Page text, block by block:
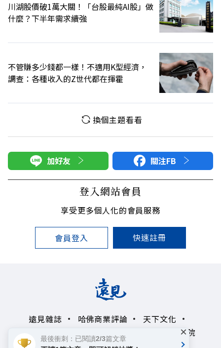
川湖股價破1萬大關！「台股最純AI股」做
什麼？下半年需求續強
不管賺多少錢都一樣！不適用K型經濟，
調查：各種收入的Z世代都在揮霍
換個主題看看
加好友 關注FB
登入網站會員
享受更多個人化的會員服務
會員登入 快速註冊
遠見雜誌 哈佛商業評論
天下文化
未來親子學習平台
50+ 領導影響力學院
最後衝刺：已閱讀2/3篇文章 ×